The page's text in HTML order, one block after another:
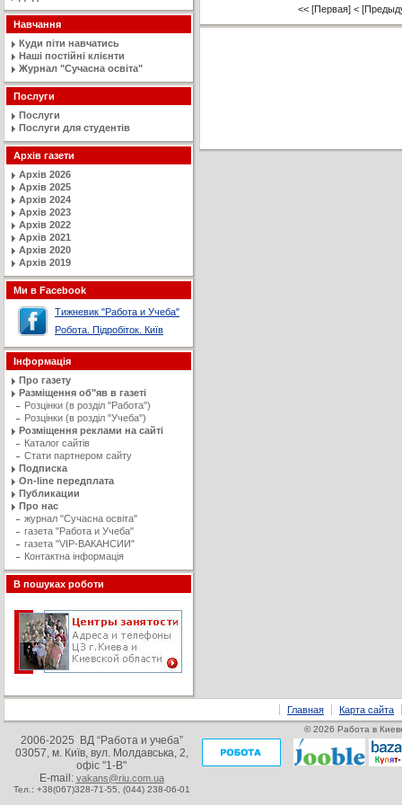
Навчання
Куди піти навчатись
Наші постійні клієнти
Журнал "Сучасна освiта"
Послуги
Послуги
Послуги для студентів
Архів газети
Архів 2026
Архів 2025
Архів 2024
Архів 2023
Архів 2022
Архів 2021
Архів 2020
Архів 2019
Ми в Facebook
Тижневик "Работа и Учеба"
Робота. Підробіток. Київ
Інформація
Про газету
Разміщення об"яв в газеті
Розцінки (в розділ "Работа")
Розцінки (в розділ "Учеба")
Розміщення реклами на сайті
Каталог сайтів
Стати партнером сайту
Подписка
On-line передплата
Публикации
Про нас
журнал "Сучасна освiта"
газета "Работа и Учеба"
газета "VIP-ВАКАНСИИ"
Контактна інформація
В пошуках роботи
<< [Первая] <
Главная Карта сайта
2006-2025 ВД “Работа и учеба”
03057, м. Київ, вул. Молдавська, 2,
офіс "1-В"
E-mail: vakans@riu.com.ua
Тел.: +38(067)328-71-55, (044) 238-06-01
© 2026 Работа в